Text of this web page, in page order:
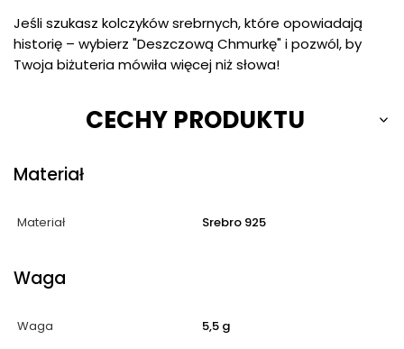
Jeśli szukasz kolczyków srebrnych, które opowiadają
historię – wybierz "Deszczową Chmurkę" i pozwól, by
Twoja biżuteria mówiła więcej niż słowa!
CECHY PRODUKTU
Materiał
Materiał Srebro 925
Waga
Waga 5,5 g